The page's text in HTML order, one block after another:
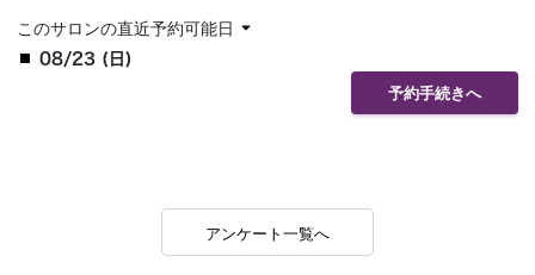
このサロンの直近予約可能日
08/23 (日)
予約手続きへ
アンケート一覧へ